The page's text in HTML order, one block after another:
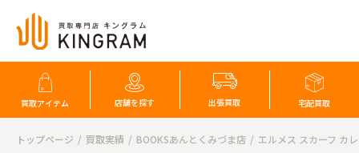
買取アイテム 店舗を探す 出張買取 宅配買取
トップページ 買取実績 BOOKSあんとくみづま店 エルメス スカーフ カ